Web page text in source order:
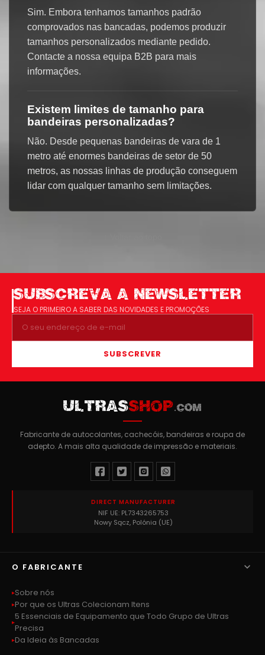
Sim. Embora tenhamos tamanhos padrão
comprovados nas bancadas, podemos produzir
tamanhos personalizados mediante pedido.
Contacte a nossa equipa B2B para mais
informações.
Existem limites de tamanho para
bandeiras personalizadas?
Não. Desde pequenas bandeiras de vara de 1
metro até enormes bandeiras de setor de 50
metros, as nossas linhas de produção conseguem
lidar com qualquer tamanho sem limitações.
SUBSCREVA A NEWSLETTER
SEJA O PRIMEIRO A SABER DAS NOVIDADES E PROMOÇÕES
SUBSCREVER
ULTRASSHOP.COM
Fabricante de autocolantes, cachecóis, bandeiras e roupa de
adepto. A mais alta qualidade de impressão e materiais.
DIRECT MANUFACTURER
NIF UE: PL7343265753
Nowy Sącz, Polónia (UE)
O FABRICANTE 
Sobre nós
Por que os Ultras Colecionam Itens
5 Essenciais de Equipamento que Todo Grupo de Ultras
Precisa
Da Ideia às Bancadas